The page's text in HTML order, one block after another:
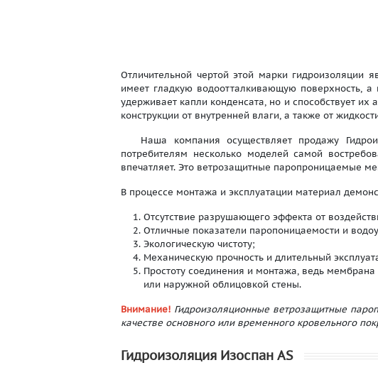
Отличительной чертой этой марки гидроизоляции
имеет гладкую водоотталкивающую поверхность,
удерживает капли конденсата, но и способствует
конструкции от внутренней влаги, а также от
Наша компания осуществляет продажу
потребителям несколько моделей самой
впечатляет. Это ветрозащитные паропроницаемые
В процессе монтажа и эксплуатации материал
Отсутствие разрушающего эффекта от
Отличные показатели паропоницаемости и
Экологическую чистоту;
Механическую прочность и длительный
Простоту соединения и монтажа, ведь
или наружной облицовкой стены.
Внимание! Гидроизоляционные ветрозащитные
качестве основного или временного кровельного
Гидроизоляция Изоспан AS